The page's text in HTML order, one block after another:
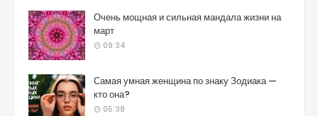
Очень мощная и сильная мандала жизни на
март
09:34
Самая умная женщина по знаку Зодиака —
кто она?
05:38